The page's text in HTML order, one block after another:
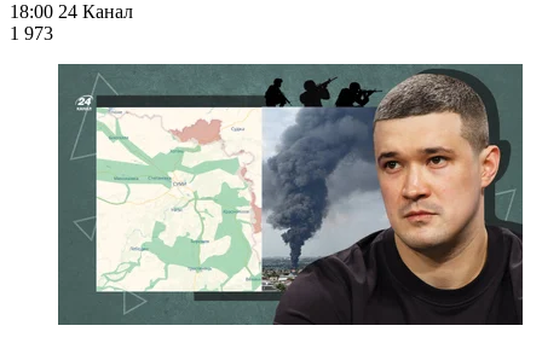
18:00 24 Канал
1 973